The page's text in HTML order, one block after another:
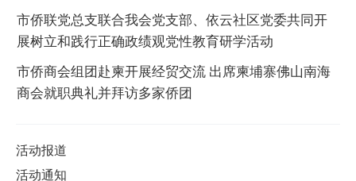
市侨联党总支联合我会党支部、依云社区党委共同开
展树立和践行正确政绩观党性教育研学活动
市侨商会组团赴柬开展经贸交流 出席柬埔寨佛山南海
商会就职典礼并拜访多家侨团
活动报道
活动通知